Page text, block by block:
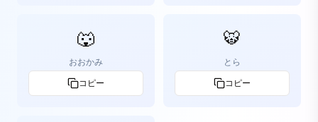
🐺
おおかみ
コピー
🐯
とら
コピー